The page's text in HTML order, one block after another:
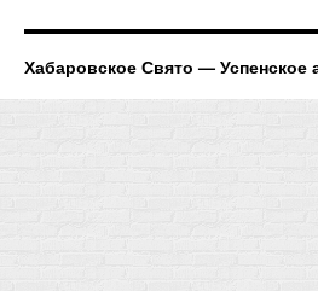
Хабаровское Свято — Успенское